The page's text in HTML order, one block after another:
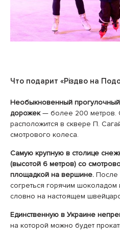
Что подарит «Різдво на
Необыкновенный
дорожек— более 200 метров.
расположится в сквере П.
смотрового колеса.
Самую крупную в столице
(высотой 6 метров) со
площадкой на вершине. После
согреться горячим шоколадом
словно на настоящем
Единственную в Украине
на которой можно будет